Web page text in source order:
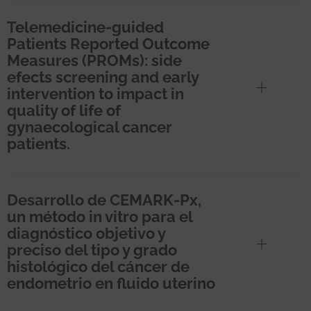
Telemedicine-guided
Patients Reported Outcome
Measures (PROMs): side
efects screening and early
intervention to impact in
quality of life of
gynaecological cancer
patients.
Desarrollo de CEMARK-Px,
un método in vitro para el
diagnóstico objetivo y
preciso del tipo y grado
histológico del cáncer de
endometrio en fluido uterino